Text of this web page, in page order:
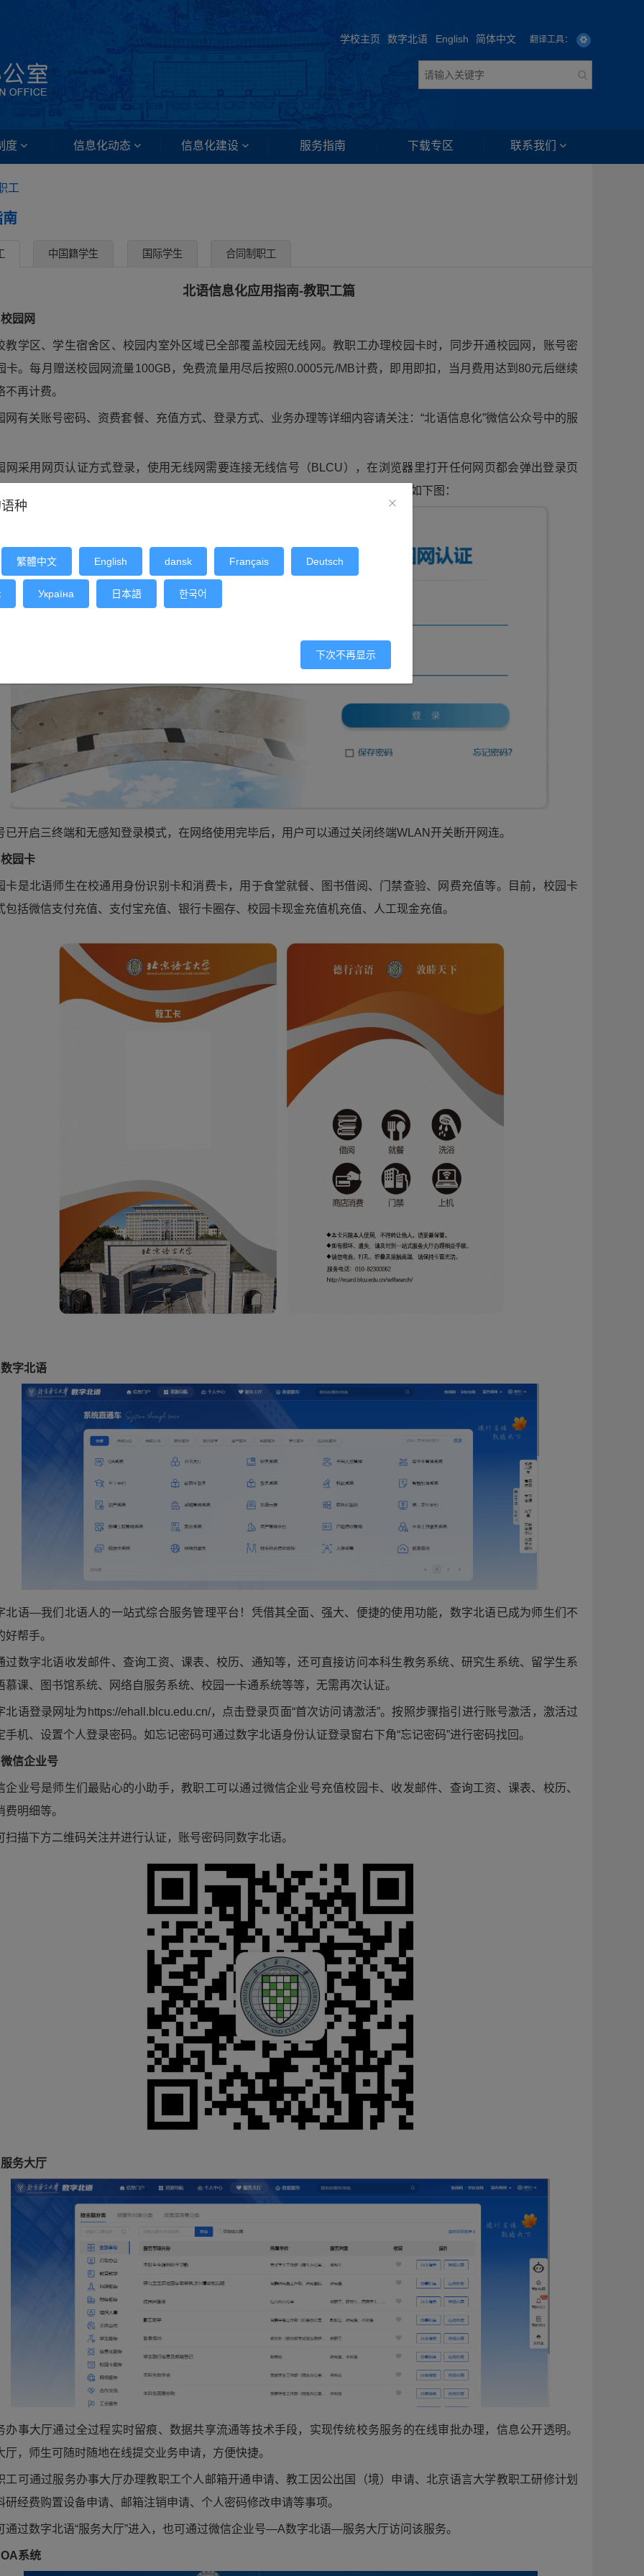
翻译工具：
种
繁體中文 English dansk Français Deutsch
Україна 日本語 한국어
下次不再显示
学校主页 数字北语 English 简体中文
度 信息化动态 信息化建设 服务指南 下载专区 联系我们
工
南
中国籍学生 国际学生 合同制职工
北语信息化应用指南-教职工篇
园网
教学区、学生宿舍区、校园内室外区域已全部覆盖校园无线网。教职工办理校园卡时，同步开通校园网，账号密
卡。每月赠送校园网流量100GB，免费流量用尽后按照0.0005元/MB计费，即用即扣，当月费用达到80元后继续
不再计费。
网有关账号密码、资费套餐、充值方式、登录方式、业务办理等详细内容请关注：“北语信息化”微信公众号中的服
网采用网页认证方式登录，使用无线网需要连接无线信号（BLCU），在浏览器里打开任何网页都会弹出登录页
或http://logout.blcu.edu.cn ，输入账号密码登录即可。登录页面如下图：
已开启三终端和无感知登录模式，在网络使用完毕后，用户可以通过关闭终端WLAN开关断开网连。
园卡
卡是北语师生在校通用身份识别卡和消费卡，用于食堂就餐、图书借阅、门禁查验、网费充值等。目前，校园卡
包括微信支付充值、支付宝充值、银行卡圈存、校园卡现金充值机充值、人工现金充值。
字北语
北语—我们北语人的一站式综合服务管理平台！凭借其全面、强大、便捷的使用功能，数字北语已成为师生们不
帮手。
过数字北语收发邮件、查询工资、课表、校历、通知等，还可直接访问本科生教务系统、研究生系统、留学生系
慕课、图书馆系统、网络自服务系统、校园一卡通系统等等，无需再次认证。
北语登录网址为https://ehall.blcu.edu.cn/，点击登录页面“首次访问请激活”。按照步骤指引进行账号激活，激活过
手机、设置个人登录密码。如忘记密码可通过数字北语身份认证登录窗右下角“忘记密码”进行密码找回。
信企业号
企业号是师生们最贴心的小助手，教职工可以通过微信企业号充值校园卡、收发邮件、查询工资、课表、校历、
费明细等。
扫描下方二维码关注并进行认证，账号密码同数字北语。
务大厅
办事大厅通过全过程实时留痕、数据共享流通等技术手段，实现传统校务服务的在线审批办理，信息公开透明。
厅，师生可随时随地在线提交业务申请，方便快捷。
工可通过服务办事大厅办理教职工个人邮箱开通申请、教工因公出国（境）申请、北京语言大学教职工研修计划
研经费购置设备申请、邮箱注销申请、个人密码修改申请等事项。
通过数字北语“服务大厅”进入，也可通过微信企业号—A数字北语—服务大厅访问该服务。
系统